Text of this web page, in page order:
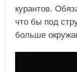
курантов.
что бы под
больше